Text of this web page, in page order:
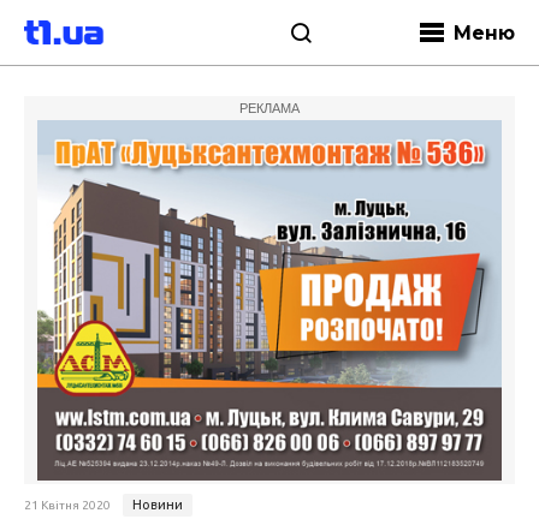
Меню
РЕКЛАМА
21 Квітня 2020 Новини